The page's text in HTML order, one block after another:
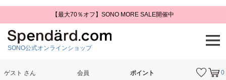
【最大70％オフ】SONO MORE SALE開催中
SONO公式オンラインショップ
0
ゲスト さん 会員 ポイント